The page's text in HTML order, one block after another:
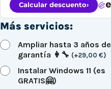
Más servicios:
Ampliar hasta 3 años de
garantía 👩‍🔧 (+29,00 €)
Instalar Windows 11 (es
GRATIS🤗)